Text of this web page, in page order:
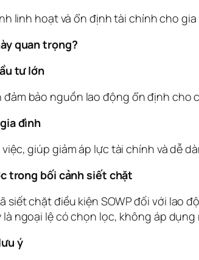
linh hoạt và ổn định tài chính cho gia
quan trọng?
tư lớn
bảo nguồn lao động ổn định cho
đình
giúp giảm áp lực tài chính và dễ
trong bối cảnh siết chặt
siết chặt điều kiện SOWP đối với lao
là ngoại lệ có chọn lọc, không áp
ý